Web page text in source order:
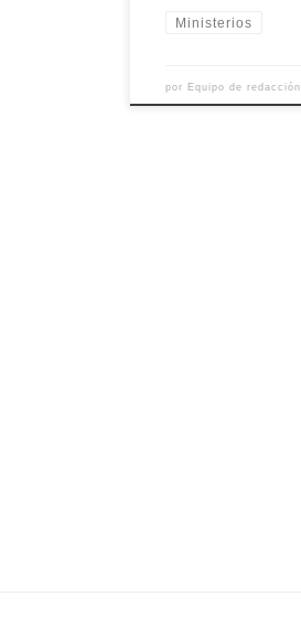
Ministerios
por Equipo de redacción